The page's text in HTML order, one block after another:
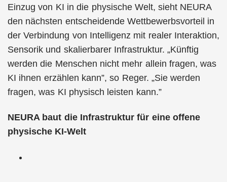
Einzug von KI in die physische Welt, sieht NEURA
den nächsten entscheidende Wettbewerbsvorteil in
der Verbindung von Intelligenz mit realer Interaktion,
Sensorik und skalierbarer Infrastruktur. „Künftig
werden die Menschen nicht mehr allein fragen, was
KI ihnen erzählen kann”, so Reger. „Sie werden
fragen, was KI physisch leisten kann.”
NEURA baut die Infrastruktur für eine offene
physische KI-Welt